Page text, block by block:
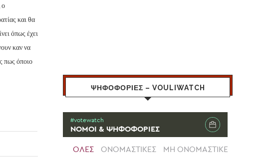
ο
και θα
όπως έχει
καν να
πως όποιο
ΨΗΦΟΦΟΡΙΕΣ – VOULIWATCH